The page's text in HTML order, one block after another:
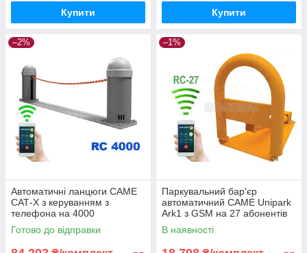
Купити Купити
–2%
Автоматичні ланцюги CAME
САТ-X з керуванням з
телефона на 4000
користувачів
Готово до відправки
–1%
Паркувальний бар'єр
автоматичний CAME Unipark
Ark1 з GSM на 27 абонентів
В наявності